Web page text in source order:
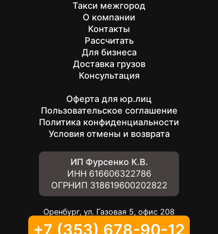
Такси межгород
О компании
Контакты
Рассчитать
Для бизнеса
Доставка грузов
Консультация
Оферта для юр.лиц
Пользовательское соглашение
Политика конфиденциальности
Условия отмены и возврата
ИП Фурсенко К.В.
ИНН 616606322786
ОГРНИП 318619600202822
Оренбург, ул. Газовая 5, офис 208
+7 (353) 678-90-12